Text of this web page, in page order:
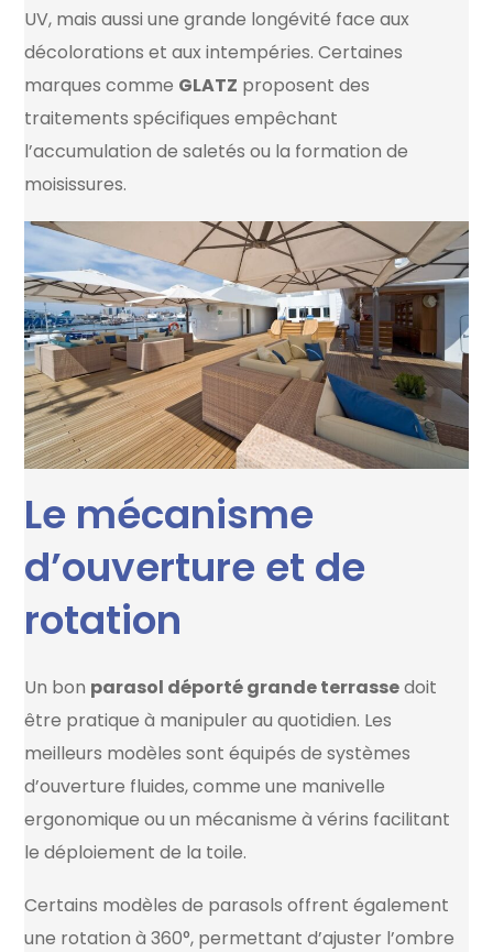
UV, mais aussi une grande longévité face aux
décolorations et aux intempéries. Certaines
marques comme GLATZ proposent des
traitements spécifiques empêchant
l’accumulation de saletés ou la formation de
moisissures.
Le mécanisme
d’ouverture et de
rotation
Un bon parasol déporté grande terrassedoit
être pratique à manipuler au quotidien. Les
meilleurs modèles sont équipés de systèmes
d’ouverture fluides, comme une manivelle
ergonomique ou un mécanisme à vérins facilitant
le déploiement de la toile.
Certains modèles de parasols offrent également
une rotation à 360°, permettant d’ajuster l’ombre